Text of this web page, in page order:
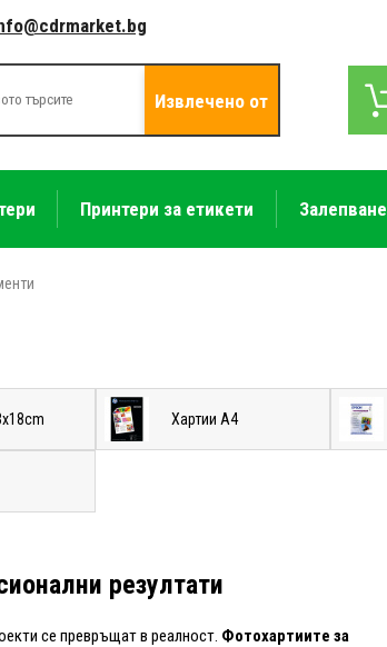
Извлечено от
Принтери за етикети Залепване
Хартии A4
резултати
се превръщат в реалност. Фотохартиите за